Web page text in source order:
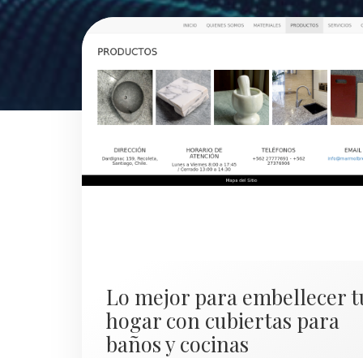
Lo mejor para embellecer
hogar con cubiertas para
baños y cocinas